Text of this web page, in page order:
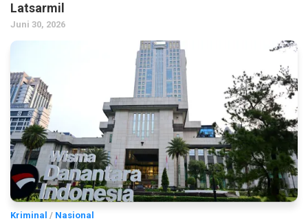
Latsarmil
Juni 30, 2026
Kriminal / Nasional